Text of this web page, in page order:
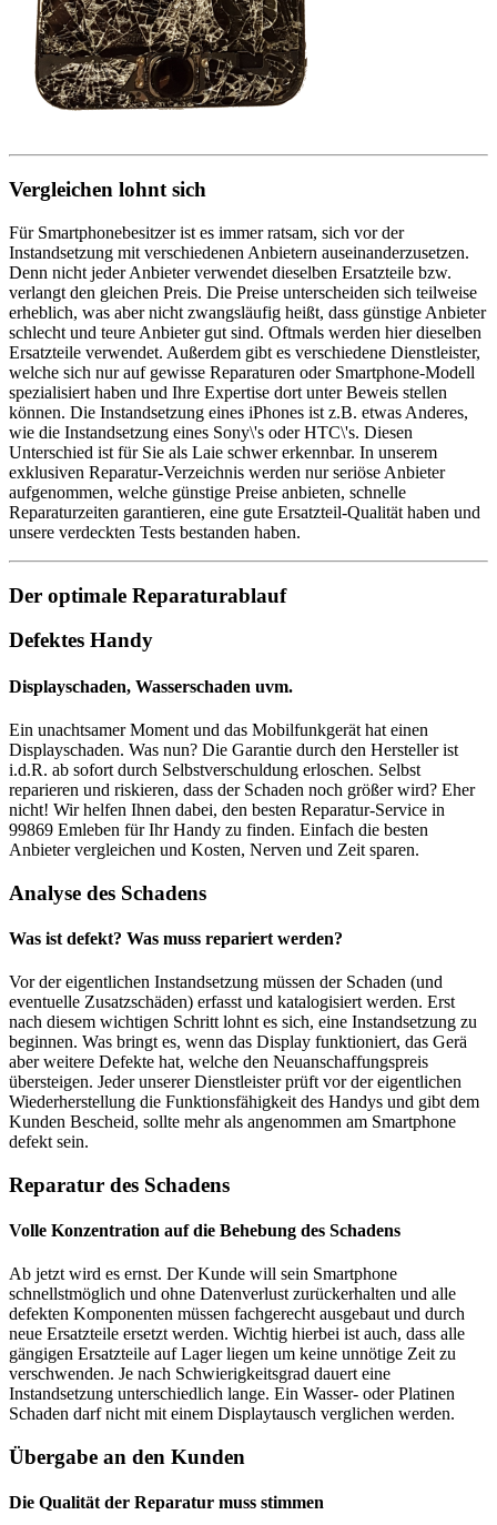
Vergleichen lohnt sich
Für Smartphonebesitzer ist es immer ratsam, sich vor der
Instandsetzung mit verschiedenen Anbietern auseinanderzusetzen.
Denn nicht jeder Anbieter verwendet dieselben Ersatzteile bzw.
verlangt den gleichen Preis. Die Preise unterscheiden sich teilweise
erheblich, was aber nicht zwangsläufig heißt, dass günstige Anbieter
schlecht und teure Anbieter gut sind. Oftmals werden hier dieselben
Ersatzteile verwendet. Außerdem gibt es verschiedene Dienstleister,
welche sich nur auf gewisse Reparaturen oder Smartphone-Modell
spezialisiert haben und Ihre Expertise dort unter Beweis stellen
können. Die Instandsetzung eines iPhones ist z.B. etwas Anderes,
wie die Instandsetzung eines Sony\'s oder HTC\'s. Diesen
Unterschied ist für Sie als Laie schwer erkennbar. In unserem
exklusiven Reparatur-Verzeichnis werden nur seriöse Anbieter
aufgenommen, welche günstige Preise anbieten, schnelle
Reparaturzeiten garantieren, eine gute Ersatzteil-Qualität haben und
unsere verdeckten Tests bestanden haben.
Der optimale Reparaturablauf
Defektes Handy
Displayschaden, Wasserschaden uvm.
Ein unachtsamer Moment und das Mobilfunkgerät hat einen
Displayschaden. Was nun? Die Garantie durch den Hersteller ist
i.d.R. ab sofort durch Selbstverschuldung erloschen. Selbst
reparieren und riskieren, dass der Schaden noch größer wird? Eher
nicht! Wir helfen Ihnen dabei, den besten Reparatur-Service in
99869 Emleben für Ihr Handy zu finden. Einfach die besten
Anbieter vergleichen und Kosten, Nerven und Zeit sparen.
Analyse des Schadens
Was ist defekt? Was muss repariert werden?
Vor der eigentlichen Instandsetzung müssen der Schaden (und
eventuelle Zusatzschäden) erfasst und katalogisiert werden. Erst
nach diesem wichtigen Schritt lohnt es sich, eine Instandsetzung zu
beginnen. Was bringt es, wenn das Display funktioniert, das Gerä
aber weitere Defekte hat, welche den Neuanschaffungspreis
übersteigen. Jeder unserer Dienstleister prüft vor der eigentlichen
Wiederherstellung die Funktionsfähigkeit des Handys und gibt dem
Kunden Bescheid, sollte mehr als angenommen am Smartphone
defekt sein.
Reparatur des Schadens
Volle Konzentration auf die Behebung des Schadens
Ab jetzt wird es ernst. Der Kunde will sein Smartphone
schnellstmöglich und ohne Datenverlust zurückerhalten und alle
defekten Komponenten müssen fachgerecht ausgebaut und durch
neue Ersatzteile ersetzt werden. Wichtig hierbei ist auch, dass alle
gängigen Ersatzteile auf Lager liegen um keine unnötige Zeit zu
verschwenden. Je nach Schwierigkeitsgrad dauert eine
Instandsetzung unterschiedlich lange. Ein Wasser- oder Platinen
Schaden darf nicht mit einem Displaytausch verglichen werden.
Übergabe an den Kunden
Die Qualität der Reparatur muss stimmen